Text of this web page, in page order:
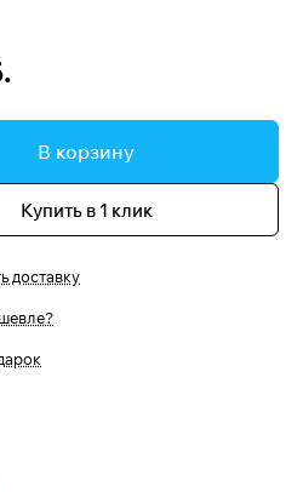
В корзину
Купить в 1 клик
доставку